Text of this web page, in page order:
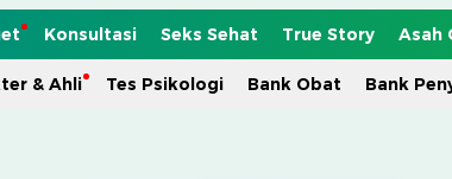
Konsultasi Seks Sehat True Story Asah
& Ahli Tes Psikologi Bank Obat Bank